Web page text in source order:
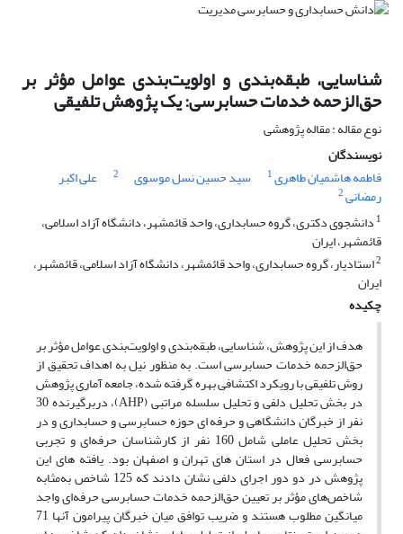
شناسایی، طبقه‌بندی و اولویت‌بندی عوامل مؤثر بر
حق‌الزحمه خدمات حسابرسی: یک پژوهش تلفیقی
نوع مقاله : مقاله پژوهشی
نویسندگان
فاطمه هاشمیان طاهری1 سید حسین نسل موسوی 2 علی اکبر
رمضانی2
1 دانشجوی دکتری، گروه حسابداری، واحد قائمشهر، دانشگاه آزاد اسلامی،
قائمشهر، ایران
2استادیار، گروه حسابداری، واحد قائمشهر، دانشگاه آزاد اسلامی، قائمشهر،
ایران
چکیده
هدف از این پژوهش، شناسایی، طبقه‌بندی و اولویت‌بندی عوامل مؤثر بر
حق‌الزحمه خدمات حسابرسی است. به منظور نیل به اهداف تحقیق از
روش‌ تلفیقی با رویکرد اکتشافی بهره گرفته شده، جامعه آماری پژوهش
در بخش تحلیل دلفی و تحلیل سلسله مراتبی (AHP)، دربرگیرنده 30
نفر از خبرگان دانشگاهی و حرفه ای حوزه حسابرسی و حسابداری و در
بخش تحلیل عاملی شامل 160 نفر از کارشناسان حرفه‌ای و تجربی
حسابرسی فعال در استان های تهران و اصفهان بود. یافته های این
پژوهش در دو دور اجرای دلفی نشان دادند که 125 شاخص به‌مثابه
شاخص‌های مؤثر بر تعیین حق‌الزحمه خدمات حسابرسی حرفه‌ای واجد
میانگین مطلوب هستند و ضریب توافق میان خبرگان پیرامون آنها 71